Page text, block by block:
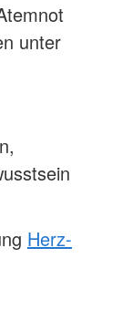
unter
Herz-